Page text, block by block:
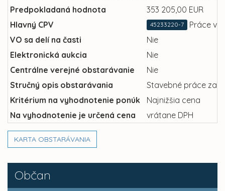
Občan
Predpokladaná hodnota
353 205,00 EUR
Hlavný CPV
45233220-7
Práce
VO sa delí na časti
Nie
Elektronická aukcia
Nie
Centrálne verejné obstarávanie
Nie
Stručný opis obstarávania
Stavebné práce
Kritérium na vyhodnotenie ponúk
Najnižšia cena
Na vyhodnotenie je určená cena
vrátane DPH
KARTA OBSTARÁVANIA